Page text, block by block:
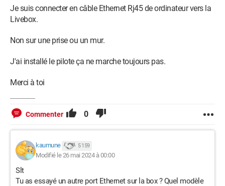
Je suis connecter en câble Ethernet Rj45 de ordinateur vers la
Livebox.
Non sur une prise ou un mur.
J'ai installé le pilote ça ne marche toujours pas.
Merci à toi
Commenter 0
kaumune 5 159
Modifié le 26 mai 2024 à 00:00
Slt
Tu as essayé un autre port Ethernet sur la box ? Quel modèle